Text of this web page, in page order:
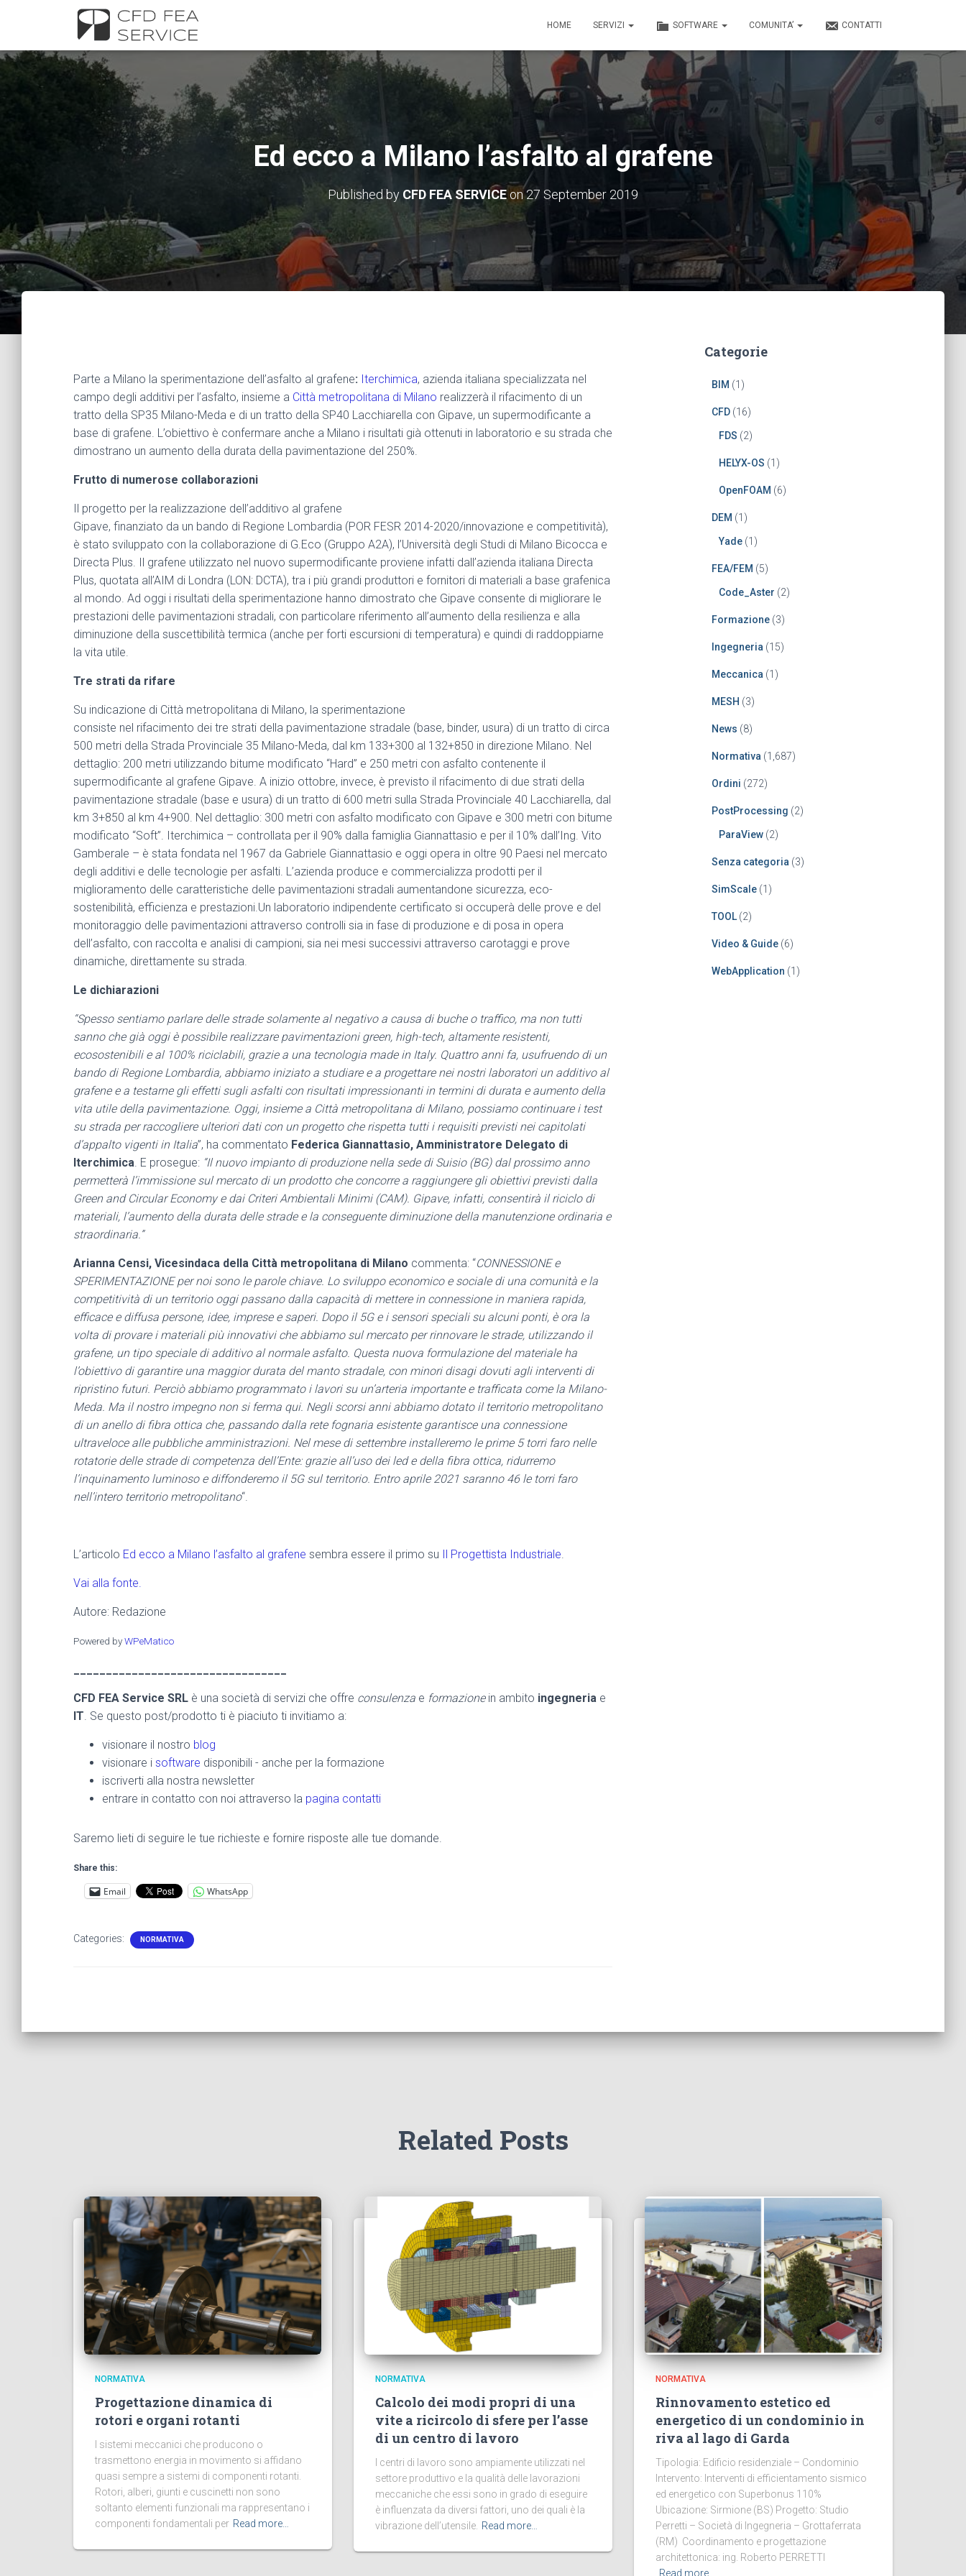
HOME SERVIZI SOFTWARE COMUNITA’ CONTATTI
Ed ecco a Milano l’asfalto al grafene
Published by CFD FEA SERVICEon27 September 2019
Parte a Milano la sperimentazione dell’asfalto al grafene: Iterchimica, azienda italiana specializzata nel
campo degli additivi per l’asfalto, insieme a Città metropolitana di Milano realizzerà il rifacimento di un
tratto della SP35 Milano-Meda e di un tratto della SP40 Lacchiarella con Gipave, un supermodificante a
base di grafene. L’obiettivo è confermare anche a Milano i risultati già ottenuti in laboratorio e su strada che
dimostrano un aumento della durata della pavimentazione del 250%.
Frutto di numerose collaborazioni
Il progetto per la realizzazione dell’additivo al grafene
Gipave, finanziato da un bando di Regione Lombardia (POR FESR 2014-2020/innovazione e competitività),
è stato sviluppato con la collaborazione di G.Eco (Gruppo A2A), l’Università degli Studi di Milano Bicocca e
Directa Plus. Il grafene utilizzato nel nuovo supermodificante proviene infatti dall’azienda italiana Directa
Plus, quotata all’AIM di Londra (LON: DCTA), tra i più grandi produttori e fornitori di materiali a base grafenica
al mondo. Ad oggi i risultati della sperimentazione hanno dimostrato che Gipave consente di migliorare le
prestazioni delle pavimentazioni stradali, con particolare riferimento all’aumento della resilienza e alla
diminuzione della suscettibilità termica (anche per forti escursioni di temperatura) e quindi di raddoppiarne
la vita utile.
Tre strati da rifare
Su indicazione di Città metropolitana di Milano, la sperimentazione
consiste nel rifacimento dei tre strati della pavimentazione stradale (base, binder, usura) di un tratto di circa
500 metri della Strada Provinciale 35 Milano-Meda, dal km 133+300 al 132+850 in direzione Milano. Nel
dettaglio: 200 metri utilizzando bitume modificato “Hard” e 250 metri con asfalto contenente il
supermodificante al grafene Gipave. A inizio ottobre, invece, è previsto il rifacimento di due strati della
pavimentazione stradale (base e usura) di un tratto di 600 metri sulla Strada Provinciale 40 Lacchiarella, dal
km 3+850 al km 4+900. Nel dettaglio: 300 metri con asfalto modificato con Gipave e 300 metri con bitume
modificato “Soft”. Iterchimica – controllata per il 90% dalla famiglia Giannattasio e per il 10% dall’Ing. Vito
Gamberale – è stata fondata nel 1967 da Gabriele Giannattasio e oggi opera in oltre 90 Paesi nel mercato
degli additivi e delle tecnologie per asfalti. L’azienda produce e commercializza prodotti per il
miglioramento delle caratteristiche delle pavimentazioni stradali aumentandone sicurezza, eco-
sostenibilità, efficienza e prestazioni.Un laboratorio indipendente certificato si occuperà delle prove e del
monitoraggio delle pavimentazioni attraverso controlli sia in fase di produzione e di posa in opera
dell’asfalto, con raccolta e analisi di campioni, sia nei mesi successivi attraverso carotaggi e prove
dinamiche, direttamente su strada.
Le dichiarazioni
“Spesso sentiamo parlare delle strade solamente al negativo a causa di buche o traffico, ma non tutti
sanno che già oggi è possibile realizzare pavimentazioni green, high-tech, altamente resistenti,
ecosostenibili e al 100% riciclabili, grazie a una tecnologia made in Italy. Quattro anni fa, usufruendo di un
bando di Regione Lombardia, abbiamo iniziato a studiare e a progettare nei nostri laboratori un additivo al
grafene e a testarne gli effetti sugli asfalti con risultati impressionanti in termini di durata e aumento della
vita utile della pavimentazione. Oggi, insieme a Città metropolitana di Milano, possiamo continuare i test
su strada per raccogliere ulteriori dati con un progetto che rispetta tutti i requisiti previsti nei capitolati
d’appalto vigenti in Italia”, ha commentato Federica Giannattasio, Amministratore Delegato di
Iterchimica. E prosegue: “Il nuovo impianto di produzione nella sede di Suisio (BG) dal prossimo anno
permetterà l’immissione sul mercato di un prodotto che concorre a raggiungere gli obiettivi previsti dalla
Green and Circular Economy e dai Criteri Ambientali Minimi (CAM). Gipave, infatti, consentirà il riciclo di
materiali, l’aumento della durata delle strade e la conseguente diminuzione della manutenzione ordinaria e
straordinaria.”
Arianna Censi, Vicesindaca della Città metropolitana di Milano commenta: “CONNESSIONE e
SPERIMENTAZIONE per noi sono le parole chiave. Lo sviluppo economico e sociale di una comunità e la
competitività di un territorio oggi passano dalla capacità di mettere in connessione in maniera rapida,
efficace e diffusa persone, idee, imprese e saperi. Dopo il 5G e i sensori speciali su alcuni ponti, è ora la
volta di provare i materiali più innovativi che abbiamo sul mercato per rinnovare le strade, utilizzando il
grafene, un tipo speciale di additivo al normale asfalto. Questa nuova formulazione del materiale ha
l’obiettivo di garantire una maggior durata del manto stradale, con minori disagi dovuti agli interventi di
ripristino futuri. Perciò abbiamo programmato i lavori su un’arteria importante e trafficata come la Milano-
Meda. Ma il nostro impegno non si ferma qui. Negli scorsi anni abbiamo dotato il territorio metropolitano
di un anello di fibra ottica che, passando dalla rete fognaria esistente garantisce una connessione
ultraveloce alle pubbliche amministrazioni. Nel mese di settembre installeremo le prime 5 torri faro nelle
rotatorie delle strade di competenza dell’Ente: grazie all’uso dei led e della fibra ottica, ridurremo
l’inquinamento luminoso e diffonderemo il 5G sul territorio. Entro aprile 2021 saranno 46 le torri faro
nell’intero territorio metropolitano“.
L’articolo Ed ecco a Milano l’asfalto al grafene sembra essere il primo su Il Progettista Industriale.
Vai alla fonte.
Autore: Redazione
Powered byWPeMatico
CFD FEA Service SRL è una società di servizi che offre consulenza e formazionein ambito ingegneria e
IT. Se questo post/prodotto ti è piaciuto ti invitiamo a:
visionare il nostro blog
visionare i software disponibili - anche per la formazione
iscriverti alla nostra newsletter
entrare in contatto con noi attraverso la pagina contatti
Saremo lieti di seguire le tue richieste e fornire risposte alle tue domande.
Share this:
Email WhatsApp
Categories: NORMATIVA
Categorie
BIM (1)
CFD(16)
FDS (2)
HELYX-OS (1)
OpenFOAM (6)
DEM (1)
Yade(1)
FEA/FEM (5)
Code_Aster (2)
Formazione(3)
Ingegneria (15)
Meccanica (1)
MESH (3)
News (8)
Normativa (1,687)
Ordini (272)
PostProcessing (2)
ParaView(2)
Senza categoria (3)
SimScale(1)
TOOL(2)
Video & Guide(6)
WebApplication (1)
Related Posts
NORMATIVA
Progettazione dinamica di
rotori e organi rotanti
I sistemi meccanici che producono o
trasmettono energia in movimento si affidano
quasi sempre a sistemi di componenti rotanti.
Rotori, alberi, giunti e cuscinetti non sono
soltanto elementi funzionali ma rappresentano i
componenti fondamentali per Read more…
NORMATIVA
Calcolo dei modi propri di una
vite a ricircolo di sfere per l’asse
di un centro di lavoro
I centri di lavoro sono ampiamente utilizzati nel
settore produttivo e la qualità delle lavorazioni
meccaniche che essi sono in grado di eseguire
è influenzata da diversi fattori, uno dei quali è la
vibrazione dell’utensile. Read more…
NORMATIVA
Rinnovamento estetico ed
energetico di un condominio in
riva al lago di Garda
Tipologia: Edificio residenziale – Condominio
Intervento: Interventi di efficientamento sismico
ed energetico con Superbonus 110%
Ubicazione: Sirmione (BS) Progetto: Studio
Perretti – Società di Ingegneria – Grottaferrata
(RM) Coordinamento e progettazione
architettonica: ing. Roberto PERRETTI
Read more…